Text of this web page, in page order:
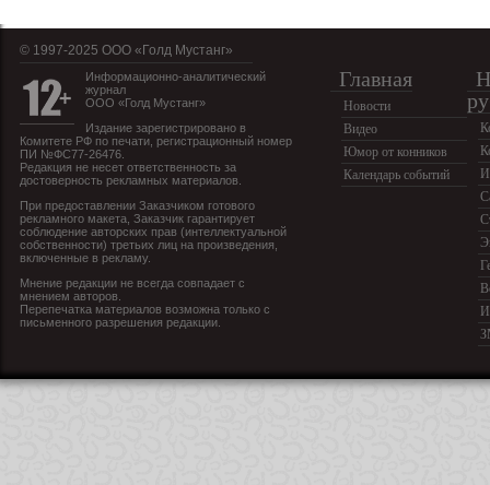
© 1997-2025 OOO «Голд Мустанг»
Информационно-аналитический
журнал
ООО «Голд Мустанг»
Издание зарегистрировано в
Комитете РФ по печати, регистрационный номер
ПИ №ФС77-26476.
Редакция не несет ответственность за
достоверность рекламных материалов.
При предоставлении Заказчиком готового
рекламного макета, Заказчик гарантирует
соблюдение авторских прав (интеллектуальной
собственности) третьих лиц на произведения,
включенные в рекламу.
Мнение редакции не всегда совпадает с
мнением авторов.
Перепечатка материалов возможна только с
письменного разрешения редакции.
Главная
Новости
Видео
Юмор от конников
Календарь событий